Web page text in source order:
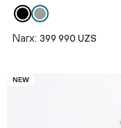
Narx: 399 990 UZS
NEW